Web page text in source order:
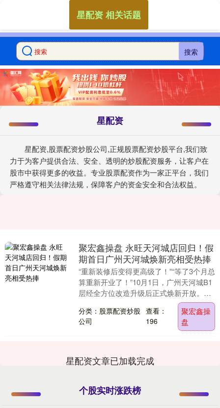
搜索
星配资
星配资,股票配资炒股公司,正规股票配资炒股平台,我们致
力于为客户提供合法、安全、透明的炒股配资服务，让客户在
股市中获得更多的收益。专业股票配资作为一家正平台，我们
严格遵守相关法律法规，保障客户的资金安全和合法权益。
星配资 相关话题
聚宏鑫操盘 永旺天河城店回归！假
期首日广州天河城焕新亮相受热捧
“重新装修后变得更高级了！”“等了3个月总
算重新开业了！”10月1日，广州天河城B1
层经全方位改造升级后正式焕新开放。记
者现场注意到，不少市民蹲点等着开业，
时间....
分类：股票配资炒股
公司
查看：
196
聚宏鑫操
盘
星配资文章已加载完成
个股实时涨跌榜